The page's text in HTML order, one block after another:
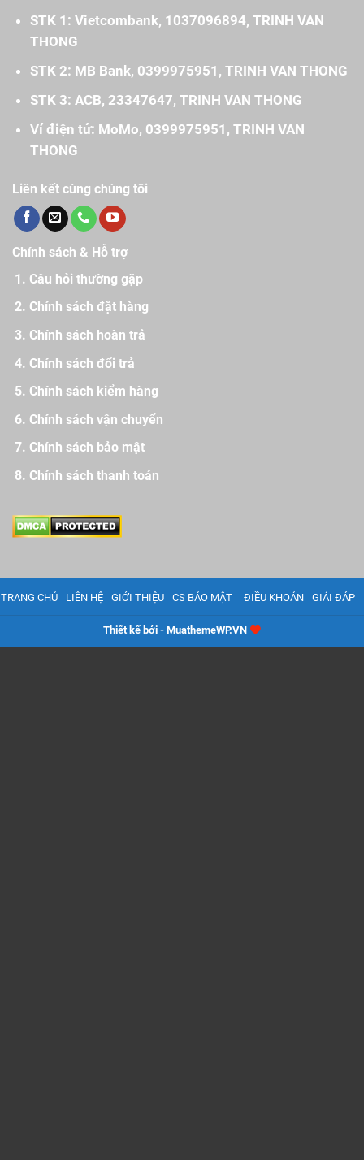
STK 1: Vietcombank, 1037096894, TRINH VAN
THONG
STK 2: MB Bank, 0399975951, TRINH VAN THONG
STK 3: ACB, 23347647, TRINH VAN THONG
Ví điện tử: MoMo, 0399975951, TRINH VAN
THONG
Liên kết cùng chúng tôi
Chính sách & Hỗ trợ
Câu hỏi thường gặp
Chính sách đặt hàng
Chính sách hoàn trả
Chính sách đổi trả
Chính sách kiểm hàng
Chính sách vận chuyển
Chính sách bảo mật
Chính sách thanh toán
TRANG CHỦ LIÊN HỆ GIỚI THIỆU CS BẢO MẬT ĐIỀU KHOẢN GIẢI ĐÁP
Thiết kế bởi - MuathemeWP.VN